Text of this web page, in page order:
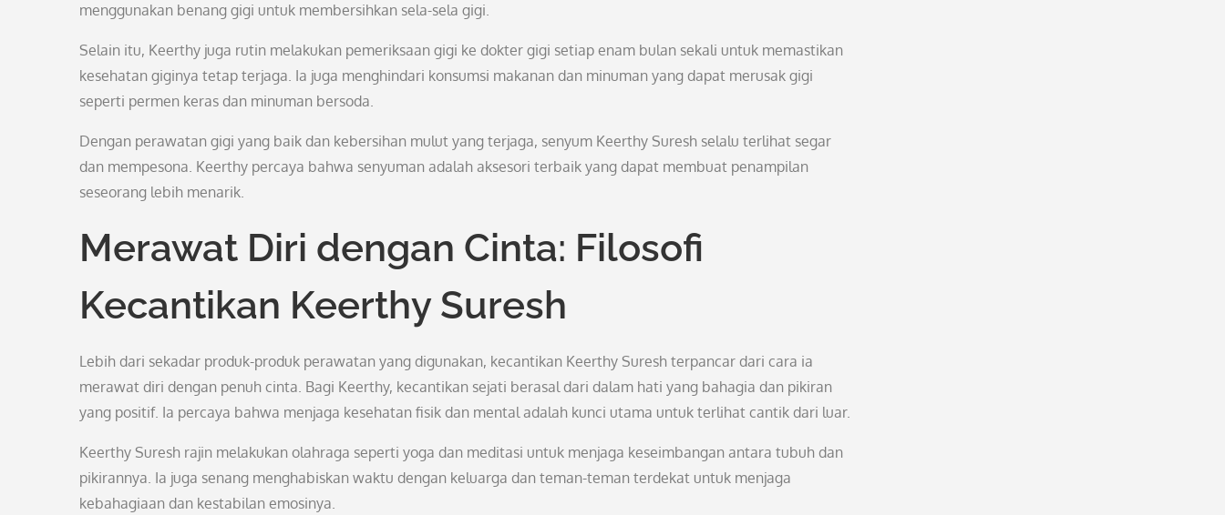
menggunakan benang gigi untuk membersihkan sela-sela gigi.
Selain itu, Keerthy juga rutin melakukan pemeriksaan gigi ke dokter gigi setiap enam bulan sekali untuk memastikan
kesehatan giginya tetap terjaga. Ia juga menghindari konsumsi makanan dan minuman yang dapat merusak gigi
seperti permen keras dan minuman bersoda.
Dengan perawatan gigi yang baik dan kebersihan mulut yang terjaga, senyum Keerthy Suresh selalu terlihat segar
dan mempesona. Keerthy percaya bahwa senyuman adalah aksesori terbaik yang dapat membuat penampilan
seseorang lebih menarik.
Merawat Diri dengan Cinta: Filosofi
Kecantikan Keerthy Suresh
Lebih dari sekadar produk-produk perawatan yang digunakan, kecantikan Keerthy Suresh terpancar dari cara ia
merawat diri dengan penuh cinta. Bagi Keerthy, kecantikan sejati berasal dari dalam hati yang bahagia dan pikiran
yang positif. Ia percaya bahwa menjaga kesehatan fisik dan mental adalah kunci utama untuk terlihat cantik dari luar.
Keerthy Suresh rajin melakukan olahraga seperti yoga dan meditasi untuk menjaga keseimbangan antara tubuh dan
pikirannya. Ia juga senang menghabiskan waktu dengan keluarga dan teman-teman terdekat untuk menjaga
kebahagiaan dan kestabilan emosinya.